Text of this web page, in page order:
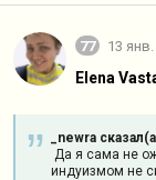
77 13
Elena
_newra
Да я сама не
индуизмом не